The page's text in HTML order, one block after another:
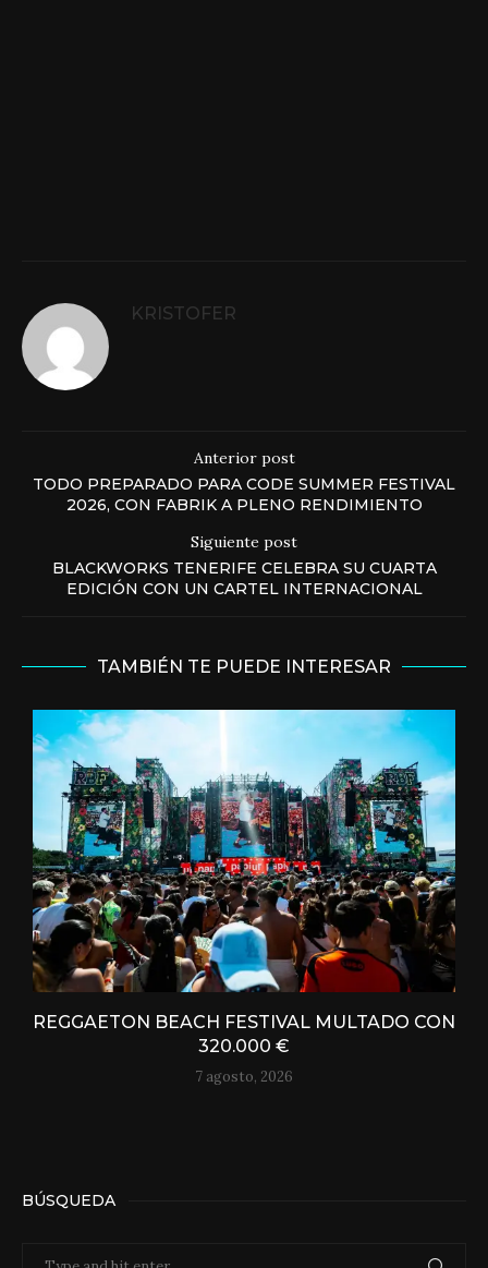
KRISTOFER
Anterior post
TODO PREPARADO PARA CODE SUMMER FESTIVAL
2026, CON FABRIK A PLENO RENDIMIENTO
Siguiente post
BLACKWORKS TENERIFE CELEBRA SU CUARTA
EDICIÓN CON UN CARTEL INTERNACIONAL
TAMBIÉN TE PUEDE INTERESAR
REGGAETON BEACH FESTIVAL MULTADO CON
320.000 €
7 agosto, 2026
BÚSQUEDA